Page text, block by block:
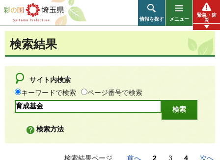
彩の国 埼玉県
情報を探す メニュー
緊急・防
災
検索結果
サイト内検索
キーワードで検索
ページ番号で検索
検索方法
検索結果ページ 前へ 2 3 4 次へ